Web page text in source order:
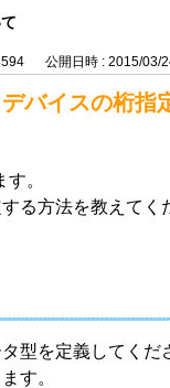
公開日時 : 2015/03/
バイスの桁指
。
る方法を教えてく
型を定義してくだ
す。